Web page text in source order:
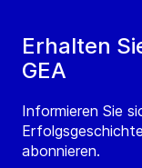
Erhalten
GEA
Informieren Sie
abonnieren.